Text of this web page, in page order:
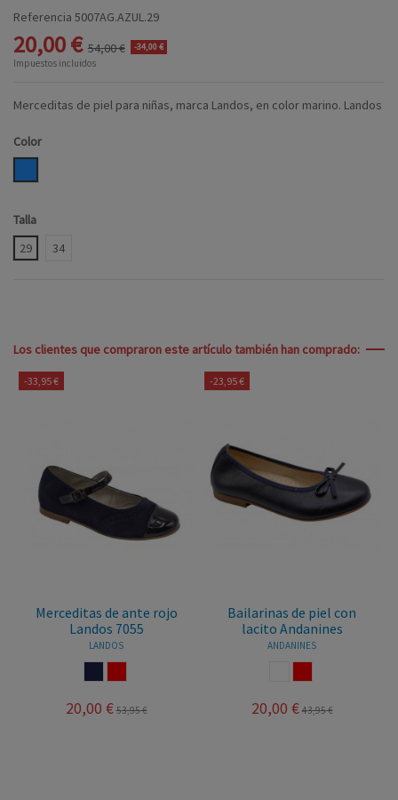
Referencia 5007AG.AZUL.29
20,00 € 54,00 € -34,00 €
Impuestos incluidos
Merceditas de piel para niñas, marca Landos, en color marino. Landos
Color
Talla
29
34
Los clientes que compraron este artículo también han comprado:
-33,95 €
Merceditas de ante rojo
Landos 7055
LANDOS
20,00 € 53,95 €
-23,95 €
Bailarinas de piel con
lacito Andanines
ANDANINES
20,00 € 43,95 €